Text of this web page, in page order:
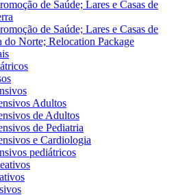
de Saúde; Lares e Casas de
de Saúde; Lares e Casas de
do Norte; Relocation Package
Adultos
de Adultos
de Pediatria
e Cardiologia
pediátricos